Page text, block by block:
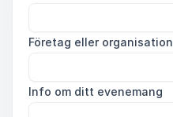
Företag eller organisation
Info om ditt evenemang